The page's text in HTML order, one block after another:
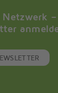
Netzwerk